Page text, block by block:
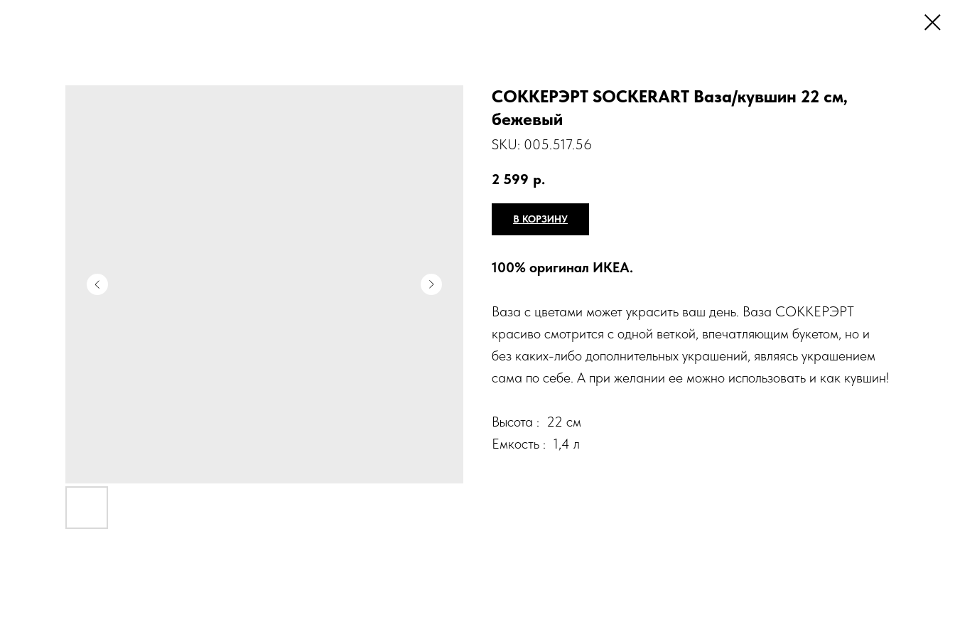
СОККЕРЭРТ SOCKERАRT Ваза/кувшин 22 см,
бежевый
SKU: 005.517.56
2 599 р.
В КОРЗИНУ
100% оригинал ИКЕА.
Ваза с цветами может украсить ваш день. Ваза СОККЕРЭРТ
красиво смотрится с одной веткой, впечатляющим букетом, но и
без каких-либо дополнительных украшений, являясь украшением
сама по себе. А при желании ее можно использовать и как кувшин!
Высота : 22 см
Емкость : 1,4 л